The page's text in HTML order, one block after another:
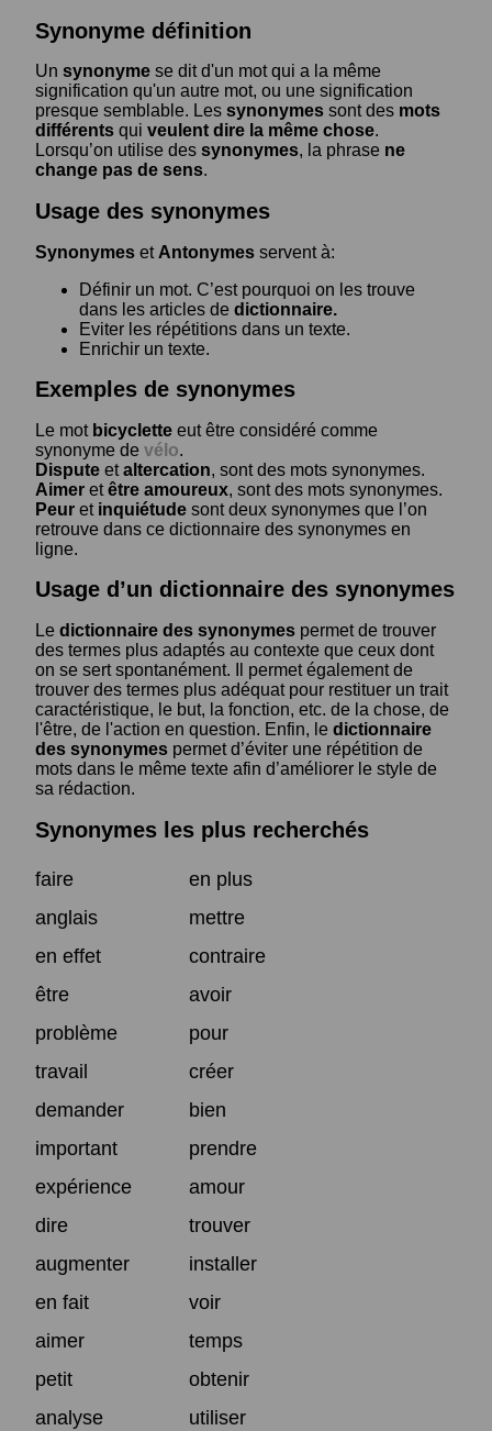
Synonyme définition
Un synonyme se dit d'un mot qui a la même
signification qu'un autre mot, ou une signification
presque semblable. Les synonymes sont des mots
différents qui veulent dire la même chose.
Lorsqu’on utilise des synonymes, la phrase ne
change pas de sens.
Usage des synonymes
Synonymes et Antonymes servent à:
Définir un mot. C’est pourquoi on les trouve
dans les articles de dictionnaire.
Eviter les répétitions dans un texte.
Enrichir un texte.
Exemples de synonymes
Le mot bicyclette eut être considéré comme
synonyme de vélo.
Dispute etaltercation, sont des mots synonymes.
Aimer etêtre amoureux, sont des mots synonymes.
Peur et inquiétude sont deux synonymes que l’on
retrouve dans ce dictionnaire des synonymes en
ligne.
Usage d’un dictionnaire des synonymes
Le dictionnaire des synonymes permet de trouver
des termes plus adaptés au contexte que ceux dont
on se sert spontanément. Il permet également de
trouver des termes plus adéquat pour restituer un trait
caractéristique, le but, la fonction, etc. de la chose, de
l'être, de l'action en question. Enfin, le dictionnaire
des synonymes permet d’éviter une répétition de
mots dans le même texte afin d’améliorer le style de
sa rédaction.
Synonymes les plus recherchés
faire
en plus
anglais
mettre
en effet
contraire
être
avoir
problème
pour
travail
créer
demander
bien
important
prendre
expérience
amour
dire
trouver
augmenter
installer
en fait
voir
aimer
temps
petit
obtenir
analyse
utiliser